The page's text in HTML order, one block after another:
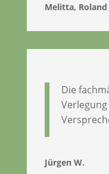
Melitta, Roland
Die
Jürgen W.